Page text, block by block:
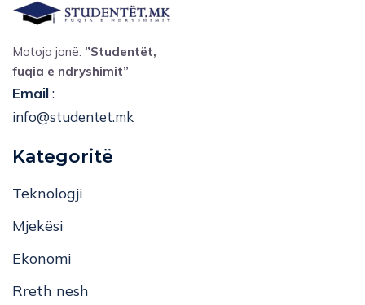
Motoja jonë: ”Studentët,
fuqia e ndryshimit”
Email:
info@studentet.mk
Kategoritë
Teknologji
Mjekësi
Ekonomi
Rreth nesh